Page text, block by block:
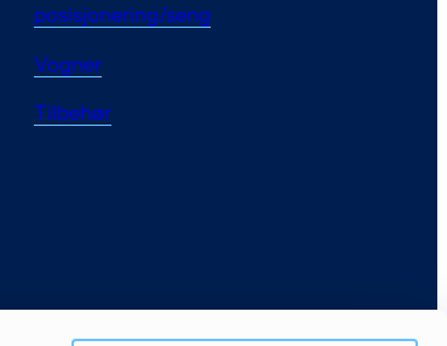
posisjonering/seng
Vogner
Tilbehør